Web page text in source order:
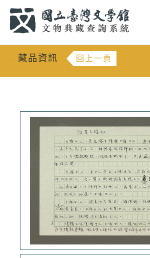
::: 藏品資訊 回上一頁